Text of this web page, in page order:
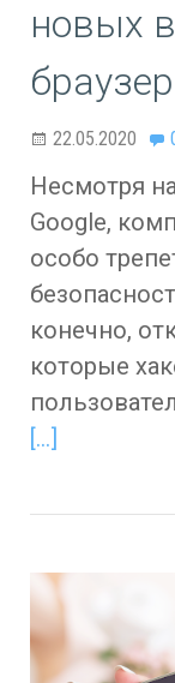
новых
22.05.2020
Несмотря
Google,
особо
конечно,
которые
[…]